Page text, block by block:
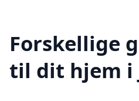
Forskellige
til dit hjem i